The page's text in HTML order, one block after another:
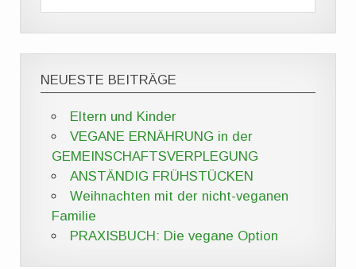
NEUESTE BEITRÄGE
Eltern und Kinder
VEGANE ERNÄHRUNG in der
GEMEINSCHAFTSVERPLEGUNG
ANSTÄNDIG FRÜHSTÜCKEN
Weihnachten mit der nicht-veganen
Familie
PRAXISBUCH: Die vegane Option